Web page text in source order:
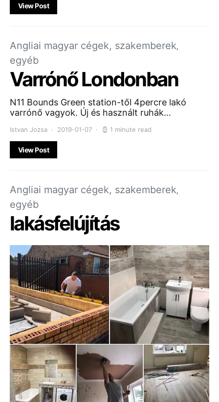
View Post
Angliai magyar cégek, szakemberek
egyéb
Varrónő Londonban
N11 Bounds Green station-től 4percre lakó
varrónő vagyok. Új és használt ruhák…
Istvan Jozsa 2019-01-07 1 minute read
View Post
Angliai magyar cégek, szakemberek
egyéb
lakásfelújítás